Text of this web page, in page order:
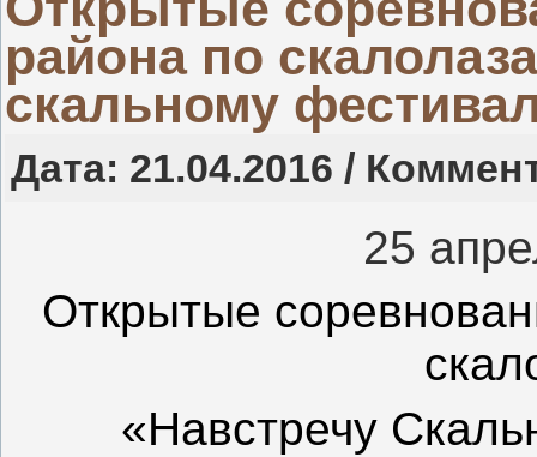
района по
скальному
Дата: 21.04.2016 /
25
Открытые
«Навстречу